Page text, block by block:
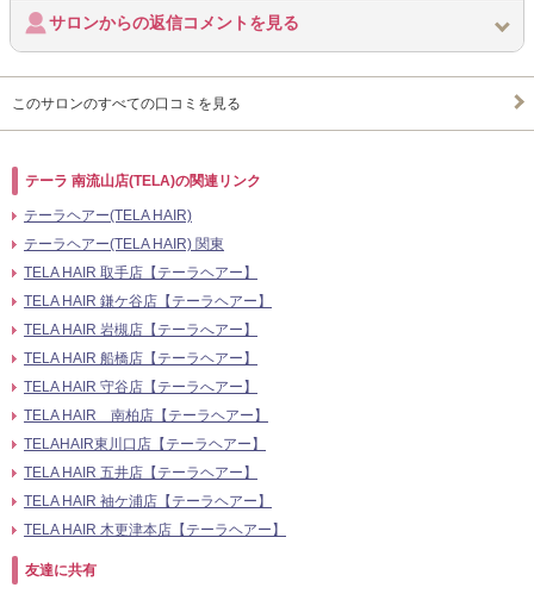
サロンからの返信コメントを見る
このサロンのすべての口コミを見る
テーラ 南流山店(TELA)の関連リンク
テーラヘアー(TELA HAIR)
テーラヘアー(TELA HAIR) 関東
TELA HAIR 取手店【テーラヘアー】
TELA HAIR 鎌ケ谷店【テーラヘアー】
TELA HAIR 岩槻店【テーラへアー】
TELA HAIR 船橋店【テーラヘアー】
TELA HAIR 守谷店【テーラへアー】
TELA HAIR 南柏店【テーラヘアー】
TELAHAIR東川口店【テーラヘアー】
TELA HAIR 五井店【テーラヘアー】
TELA HAIR 袖ケ浦店【テーラヘアー】
TELA HAIR 木更津本店【テーラヘアー】
友達に共有